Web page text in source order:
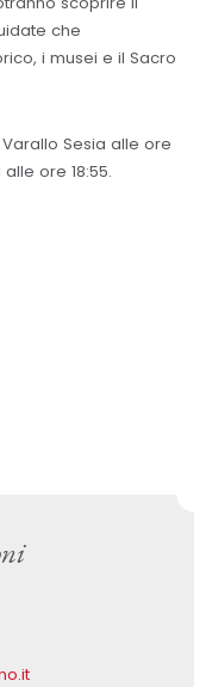
che
i musei e il Sacro
Sesia alle ore
ore 18:55.